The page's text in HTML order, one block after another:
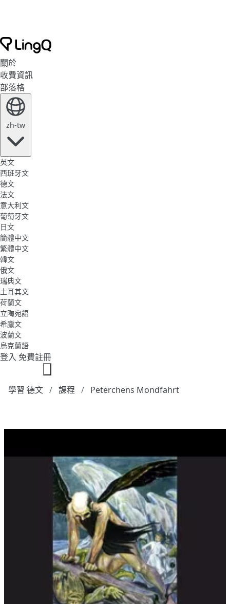
關於
收費資訊
部落格
zh-tw
英文
西班牙文
德文
法文
意大利文
葡萄牙文
日文
簡體中文
繁體中文
韓文
俄文
瑞典文
土耳其文
荷蘭文
立陶宛語
希臘文
波蘭文
烏克蘭語
登入 免費註冊
學習 德文 課程 Peterchens Mondfahrt